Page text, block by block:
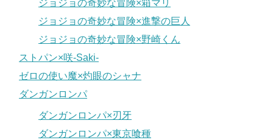
ジョジョの奇妙な冒険×箱マリ
ジョジョの奇妙な冒険×進撃の巨人
ジョジョの奇妙な冒険×野崎くん
ストパン×咲-Saki-
ゼロの使い魔×灼眼のシャナ
ダンガンロンパ
ダンガンロンパ×刃牙
ダンガンロンパ×東京喰種